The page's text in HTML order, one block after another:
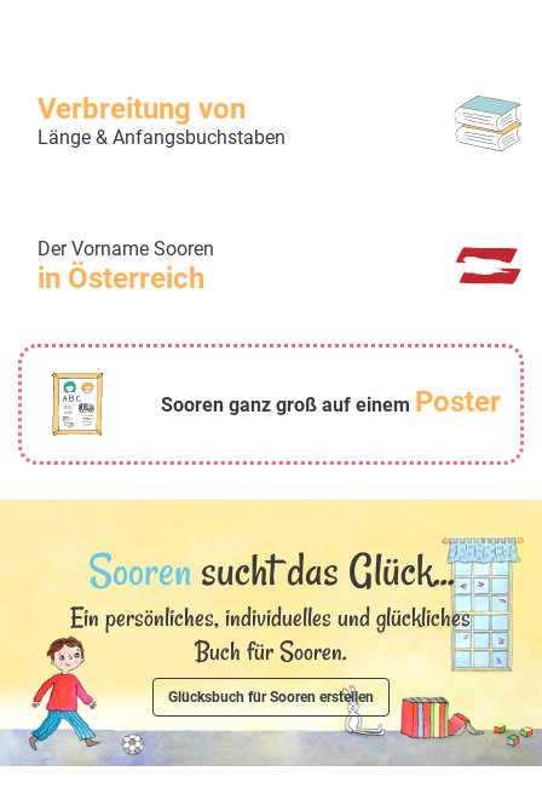
Verbreitung von
Länge & Anfangsbuchstaben
Der Vorname Sooren
in Österreich
Sooren ganz groß auf einem Poster
Sooren sucht das Glück...
Ein persönliches, individuelles und glückliches
Buch für Sooren.
Glücksbuch für Sooren erstellen